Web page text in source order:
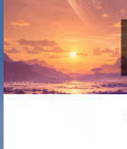
content